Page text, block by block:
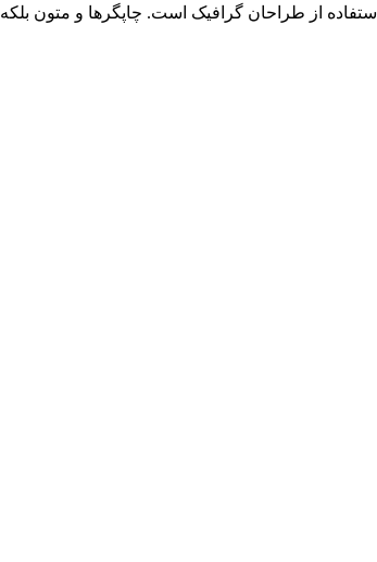
از طراحان گرافیک است. چاپگرها و متون